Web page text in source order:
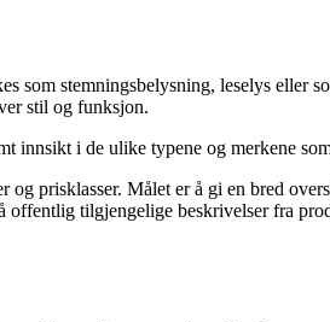
stemningsbelysning, leselys eller
stil og funksjon.
innsikt i de ulike typene og merkene
prisklasser. Målet er å gi en bred
offentlig tilgjengelige beskrivelser fra